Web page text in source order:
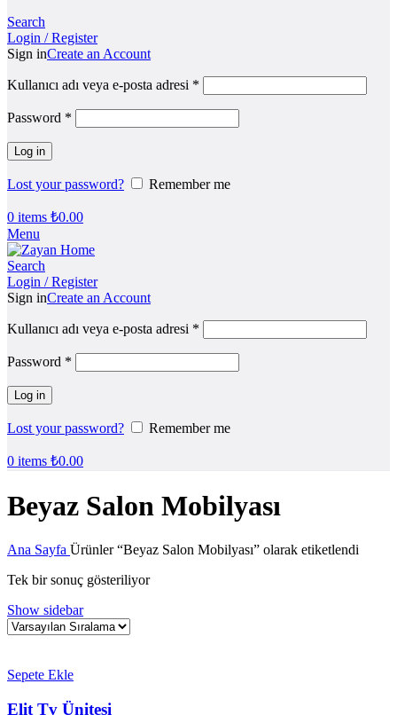
Search
Login / Register
Sign inCreate an Account
Kullanıcı adı veya e-posta adresi *
Password *
Log in
Lost your password? Remember me
0 items ₺0.00
Menu
Search
Login / Register
Sign inCreate an Account
Kullanıcı adı veya e-posta adresi *
Password *
Log in
Lost your password? Remember me
0 items ₺0.00
Beyaz Salon Mobilyası
Ana Sayfa Ürünler “Beyaz Salon Mobilyası” olarak etiketlendi
Tek bir sonuç gösteriliyor
Show sidebar
Sepete Ekle
Elit Tv Ünitesi